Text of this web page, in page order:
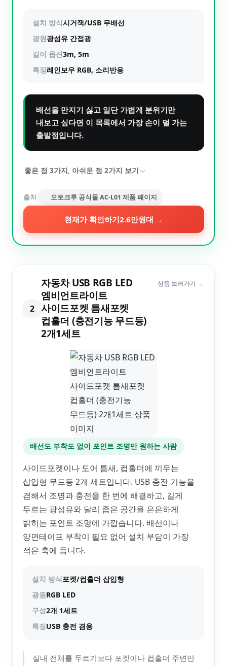
설치 방식시거잭/USB 무배선
광원광섬유 간접광
길이 옵션3m, 5m
특징레인보우 RGB, 소리반응
배선을 만지기 싫고 일단 가볍게 분위기만
내보고 싶다면 이 목록에서 가장 손이 덜 가는
출발점입니다.
좋은 점 3가지, 아쉬운 점 2가지 보기
출처 오토크루 공식몰 AC-L01 제품 페이지
현재가 확인하기2.6만원대 →
2
자동차 USB RGB LED
엠비언트라이트
사이드포켓 틈새포켓
컵홀더 (충전기능 무드등)
2개1세트
상품 보러가기 →
배선도 부착도 없이 포인트 조명만 원하는 사람
사이드포켓이나 도어 틈새, 컵홀더에 끼우는
삽입형 무드등 2개 세트입니다. USB 충전 기능을
겸해서 조명과 충전을 한 번에 해결하고, 길게
두르는 광섬유와 달리 좁은 공간을 은은하게
밝히는 포인트 조명에 가깝습니다. 배선이나
양면테이프 부착이 필요 없어 설치 부담이 가장
적은 축에 듭니다.
설치 방식포켓/컵홀더 삽입형
광원RGB LED
구성2개 1세트
특징USB 충전 겸용
실내 전체를 두르기보다 포켓이나 컵홀더 주변만